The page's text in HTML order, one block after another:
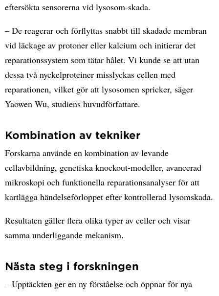
eftersökta sensorerna vid lysosom-skada.
– De reagerar och förflyttas snabbt till skadade membran
vid läckage av protoner eller kalcium och initierar det
reparationssystem som tätar hålet. Vi kunde se att utan
dessa två nyckelproteiner misslyckas cellen med
reparationen, vilket gör att lysosomen spricker, säger
Yaowen Wu, studiens huvudförfattare.
Kombination av tekniker
Forskarna använde en kombination av levande
cellavbildning, genetiska knockout-modeller, avancerad
mikroskopi och funktionella reparationsanalyser för att
kartlägga händelseförloppet efter kontrollerad lysomskada.
Resultaten gäller flera olika typer av celler och visar
samma underliggande mekanism.
Nästa steg i forskningen
– Upptäckten ger en ny förståelse och öppnar för nya